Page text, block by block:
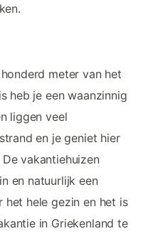
meter van het
heb je een waanzinnig
liggen veel
en je geniet hier
vakantiehuizen
en natuurlijk een
het hele gezin en het is
in Griekenland te